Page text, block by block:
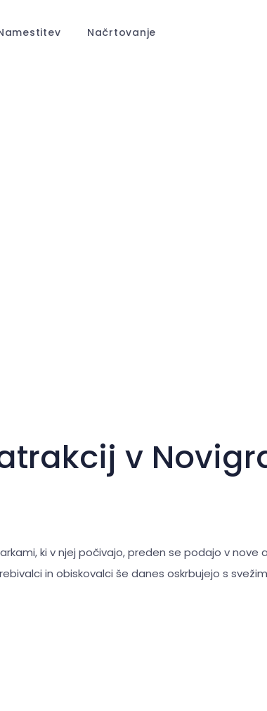
Načrtovanje
v
ki v njej počivajo, preden se podajo v nove
in obiskovalci še danes oskrbujejo s